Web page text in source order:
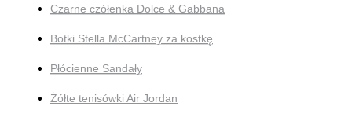
Czarne czółenka Dolce & Gabbana
Botki Stella McCartney za kostkę
Płócienne Sandały
Żółte tenisówki Air Jordan